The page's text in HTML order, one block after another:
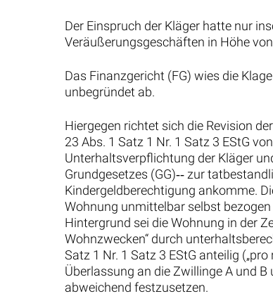
Der Einspruch der Kläger hatte nur
Veräußerungsgeschäften in Höhe
Das Finanzgericht (FG) wies die
unbegründet ab.
Hiergegen richtet sich die Revision
23 Abs. 1 Satz 1 Nr. 1 Satz 3 EStG
Unterhaltsverpflichtung der Kläger
Grundgesetzes (GG)‑‑ zur
Kindergeldberechtigung ankomme.
Wohnung unmittelbar selbst
Hintergrund sei die Wohnung in der
Wohnzwecken“ durch
Satz 1 Nr. 1 Satz 3 EStG anteilig
Überlassung an die Zwillinge A und B
abweichend festzusetzen.